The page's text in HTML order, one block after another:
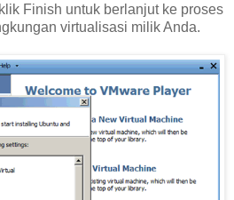
Finish untuk berlanjut ke proses
virtualisasi milik Anda.